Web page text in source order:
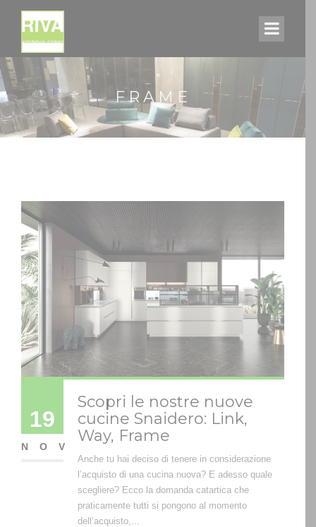
FRAME
19
NOV
Scopri le nostre nuove
cucine Snaidero: Link,
Way, Frame
Anche tu hai deciso di tenere in considerazione
l’acquisto di una cucina nuova? E adesso quale
scegliere? Ecco la domanda catartica che
praticamente tutti si pongono al momento
dell’acquisto,...